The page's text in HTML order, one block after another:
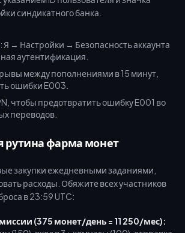
Я → Настройки → Безопасность аккаунта
аутентификация.
между пополнениями в 15 минут,
ошибки E003.
чтобы предотвратить ошибку E001 во
переводов.
рутина фарма монет
закупки ежедневными заданиями,
расходы. Обяжите всех участников
в 23:59 UTC:
(375 монет/день = 11 250/мес):